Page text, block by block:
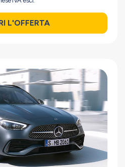
L'OFFERTA